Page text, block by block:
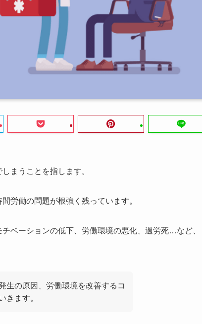
まうことを指します。
労働の問題が根強く残っています。
ベーションの低下、労働環境の悪化、過労死…など、
生の原因、労働環境を改善するコ
きます。